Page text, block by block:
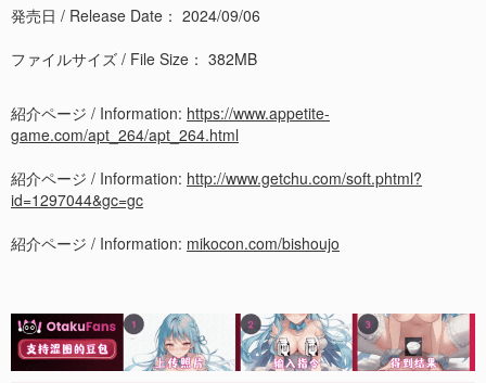
発売日 / Release Date： 2024/09/06
ファイルサイズ / File Size： 382MB
紹介ページ / Information: https://www.appetite-
game.com/apt_264/apt_264.html
紹介ページ / Information: http://www.getchu.com/soft.phtml?
id=1297044&gc=gc
紹介ページ / Information: mikocon.com/bishoujo